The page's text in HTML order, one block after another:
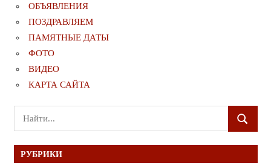
ОБЪЯВЛЕНИЯ
ПОЗДРАВЛЯЕМ
ПАМЯТНЫЕ ДАТЫ
ФОТО
ВИДЕО
КАРТА САЙТА
Поиск
для:
ПОИСК
РУБРИКИ